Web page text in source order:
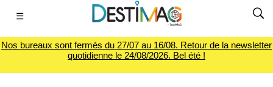
☰
Nos bureaux sont fermés du 27/07 au 16/08. Retour de la newsletter
quotidienne le 24/08/2026. Bel été !